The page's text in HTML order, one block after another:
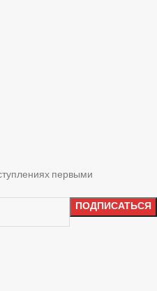
первыми